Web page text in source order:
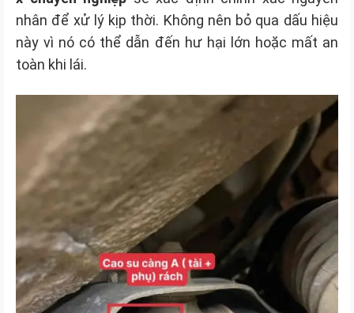
nhân để xử lý kịp thời. Không nên bỏ qua dấu hiệu
này vì nó có thể dẫn đến hư hại lớn hoặc mất an
toàn khi lái.